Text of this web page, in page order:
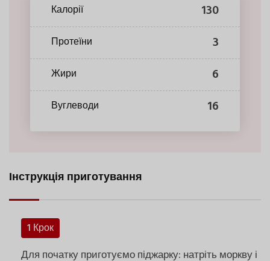
Калорії 130
Протеїни 3
Жири 6
Вуглеводи 16
Інструкція приготування
1 Крок
Для початку приготуємо піджарку: натріть моркву і